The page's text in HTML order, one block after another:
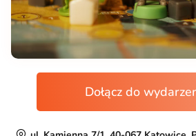
Dołącz do